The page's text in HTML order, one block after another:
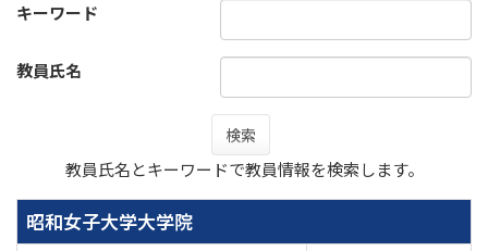
キーワード
教員氏名
検索
教員氏名とキーワードで教員情報を検索します。
昭和女子大学大学院